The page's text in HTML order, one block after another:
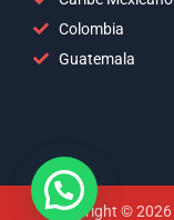
Colombia
Guatemala
Copyright © 2026